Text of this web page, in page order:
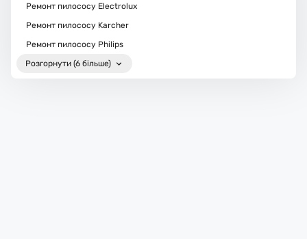
Ремонт пилососу Electrolux
Ремонт пилососу Karcher
Ремонт пилососу Philips
Розгорнути (6 більше)